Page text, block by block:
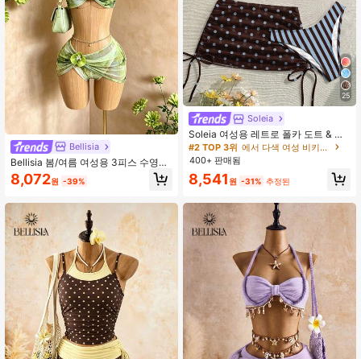
Bellisia
Bellisia 봄/여름 여성용 3피스 수영복
세트, 녹색 플로럴 프린트, 홀터넥, 튤
스커트, 달콤하고 귀엽고 우아하고 섹
사진 촬영, 여행, 해변, 일광욕, 해변에
적합
8,072원 -39%
25
Soleia
Soleia 여성용 레트로 폴카 도트 & 스
트라이프 대비 컬러 프린트 수영복 세
트, 해변 휴가에 적합
#2 TOP 3위
에서 다색 여성 비키니 세트
거의 매진!
#2 TOP 3위
에서 다색 여성 비키니 세트
거의 매진!
#2 TOP 3위
에서 다색 여성 비키니 세트
거의 매진!
#2 TOP 3위
거의 매진!
400+ 판매됨
8,541 원 -31% 추정된